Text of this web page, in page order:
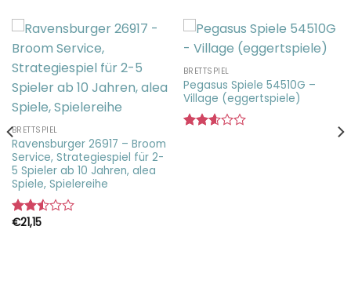
BRETTSPIEL
Ravensburger 26917 – Broom
Service, Strategiespiel für 2-
5 Spieler ab 10 Jahren, alea
Spiele, Spielereihe
Bewertet
€21,15
BRETTSPIEL
Pegasus Spiele 54510G –
Village (eggertspiele)